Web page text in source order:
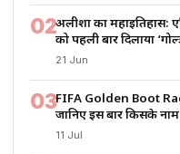
02अलीशा का महाइतिहास:
को पहली बार दिलाया
21 Jun
03FIFA Golden Boot
जानिए इस बार किसके नाम
11 Jul